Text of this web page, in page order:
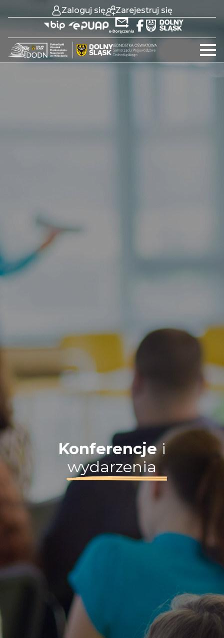
Zaloguj się Zarejestruj się
Konferencje i
wydarzenia